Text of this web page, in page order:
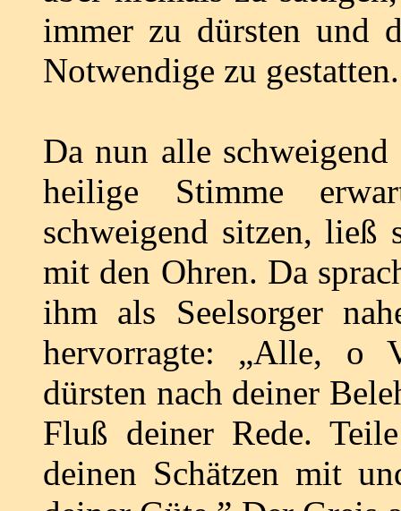
immer zu dürsten und
Notwendige zu gestatten.
Da nun alle
heilige Stimme
schweigend sitzen, ließ
mit den Ohren. Da
ihm als Seelsorger
hervorragte: „Alle, o
dürsten nach deiner
Fluß deiner Rede.
deinen Schätzen mit